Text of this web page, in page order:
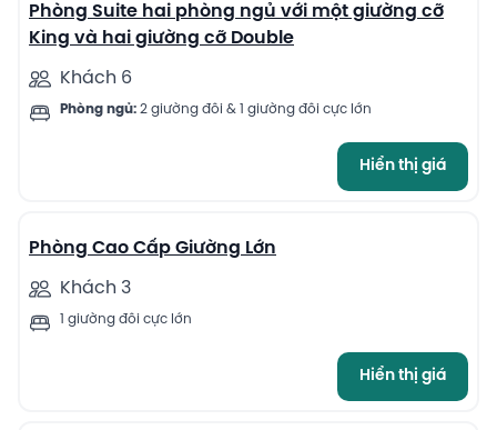
Phòng Suite hai phòng ngủ với một giường cỡ
King và hai giường cỡ Double
Khách 6
Phòng ngủ: 2 giường đôi & 1 giường đôi cực lớn
Hiển thị giá
4
Phòng Cao Cấp Giường Lớn
Khách 3
1 giường đôi cực lớn
Hiển thị giá
4